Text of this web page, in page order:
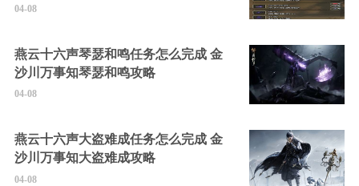
04-08
燕云十六声琴瑟和鸣任务怎么完成 金
沙川万事知琴瑟和鸣攻略
04-08
燕云十六声大盗难成任务怎么完成 金
沙川万事知大盗难成攻略
04-08